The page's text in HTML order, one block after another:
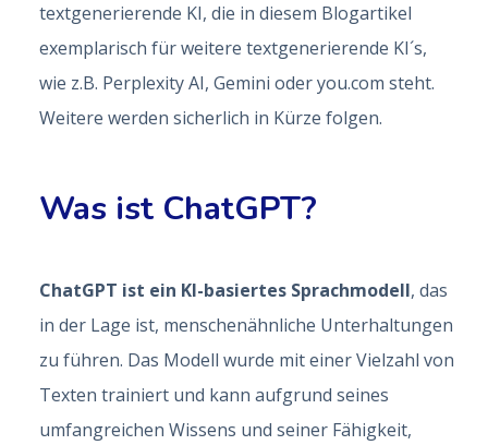
textgenerierende KI, die in diesem Blogartikel
exemplarisch für weitere textgenerierende KI´s,
wie z.B. Perplexity AI, Gemini oder you.com steht.
Weitere werden sicherlich in Kürze folgen.
Was ist ChatGPT?
ChatGPT ist ein KI-basiertes Sprachmodell, das
in der Lage ist, menschenähnliche Unterhaltungen
zu führen. Das Modell wurde mit einer Vielzahl von
Texten trainiert und kann aufgrund seines
umfangreichen Wissens und seiner Fähigkeit,